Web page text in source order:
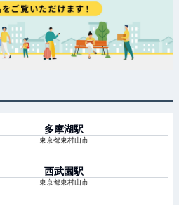
多摩湖駅
東京都東村山市
西武園駅
東京都東村山市